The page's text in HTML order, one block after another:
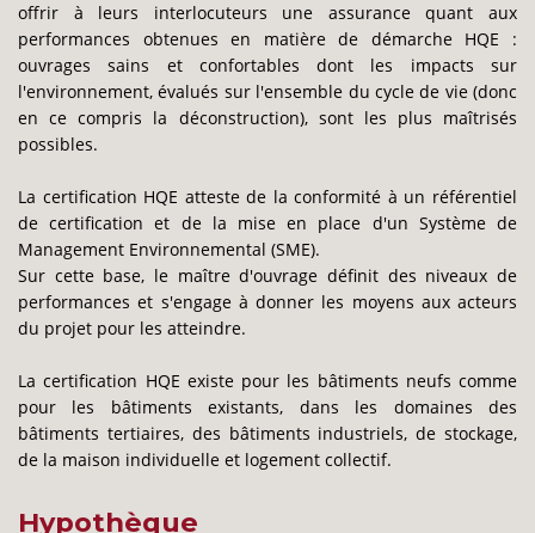
offrir à leurs interlocuteurs une assurance quant aux
performances obtenues en matière de démarche HQE :
ouvrages sains et confortables dont les impacts sur
l'environnement, évalués sur l'ensemble du cycle de vie (donc
en ce compris la déconstruction), sont les plus maîtrisés
possibles.
La certification HQE atteste de la conformité à un référentiel
de certification et de la mise en place d'un Système de
Management Environnemental (SME).
Sur cette base, le maître d'ouvrage définit des niveaux de
performances et s'engage à donner les moyens aux acteurs
du projet pour les atteindre.
La certification HQE existe pour les bâtiments neufs comme
pour les bâtiments existants, dans les domaines des
bâtiments tertiaires, des bâtiments industriels, de stockage,
de la maison individuelle et logement collectif.
Hypothèque